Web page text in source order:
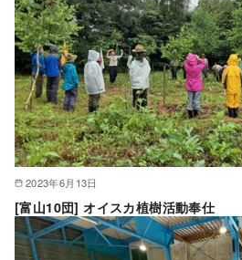
2023年6月13日
[富山10団] オイスカ植樹活動奉仕